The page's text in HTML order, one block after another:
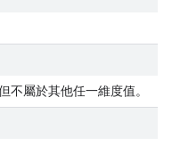
不屬於其他任一維度值。